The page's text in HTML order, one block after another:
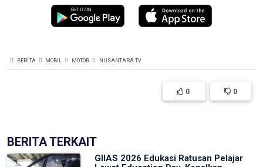
BERITA MOBIL MOTOR NUSANTARA TV
0 0
BERITA TERKAIT
GIIAS 2026 Edukasi Ratusan Pelajar